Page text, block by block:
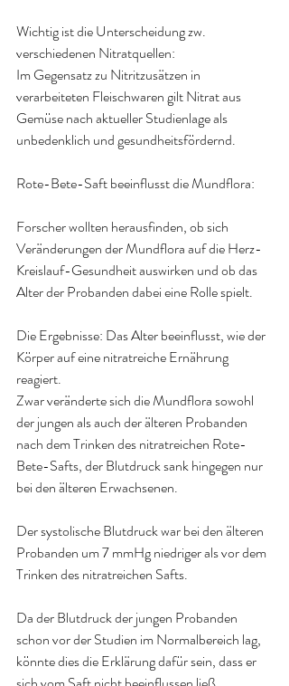
Wichtig ist die Unterscheidung zw.
verschiedenen Nitratquellen:
Im Gegensatz zu Nitritzusätzen in
verarbeiteten Fleischwaren gilt Nitrat aus
Gemüse nach aktueller Studienlage als
unbedenklich und gesundheitsfördernd.
Rote-Bete-Saft beeinflusst die Mundflora:
Forscher wollten herausfinden, ob sich
Veränderungen der Mundflora auf die Herz-
Kreislauf-Gesundheit auswirken und ob das
Alter der Probanden dabei eine Rolle spielt.
Die Ergebnisse: Das Alter beeinflusst, wie der
Körper auf eine nitratreiche Ernährung
reagiert.
Zwar veränderte sich die Mundflora sowohl
der jungen als auch der älteren Probanden
nach dem Trinken des nitratreichen Rote-
Bete-Safts, der Blutdruck sank hingegen nur
bei den älteren Erwachsenen.
Der systolische Blutdruck war bei den älteren
Probanden um 7 mmHg niedriger als vor dem
Trinken des nitratreichen Safts.
Da der Blutdruck der jungen Probanden
schon vor der Studien im Normalbereich lag,
könnte dies die Erklärung dafür sein, dass er